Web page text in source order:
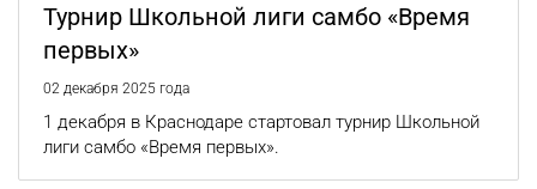
Турнир Школьной лиги самбо «Время
первых»
02 декабря 2025 года
1 декабря в Краснодаре стартовал турнир Школьной
лиги самбо «Время первых».